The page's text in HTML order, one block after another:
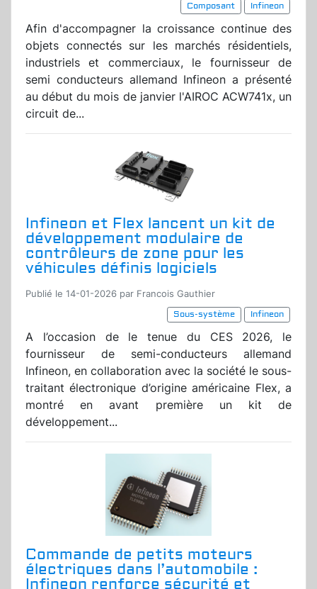
Composant
Infineon
Afin d'accompagner la croissance continue des
objets connectés sur les marchés résidentiels,
industriels et commerciaux, le fournisseur de
semi conducteurs allemand Infineon a présenté
au début du mois de janvier l'AIROC ACW741x, un
circuit de...
Infineon et Flex lancent un kit de
développement modulaire de
contrôleurs de zone pour les
véhicules définis logiciels
Publié le 14-01-2026 par Francois Gauthier
Sous-système
Infineon
A l’occasion de le tenue du CES 2026, le
fournisseur de semi-conducteurs allemand
Infineon, en collaboration avec la société le sous-
traitant électronique d’origine américaine Flex, a
montré en avant première un kit de
développement...
Commande de petits moteurs
électriques dans l’automobile :
Infineon renforce sécurité et